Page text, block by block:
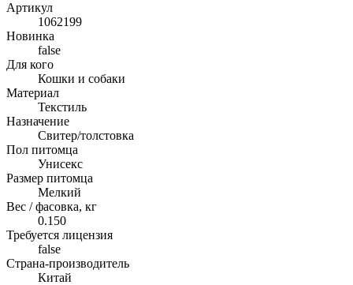
Артикул
1062199
Новинка
false
Для кого
Кошки и собаки
Материал
Текстиль
Назначение
Свитер/толстовка
Пол питомца
Унисекс
Размер питомца
Мелкий
Вес / фасовка, кг
0.150
Требуется лицензия
false
Страна-производитель
Китай